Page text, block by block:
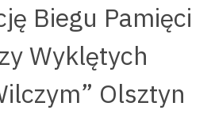
Biegu Pamięci
Wyklętych
Olsztyn